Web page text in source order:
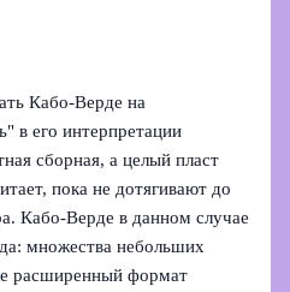
Кабо-Верде на
в его интерпретации
сборная, а целый пласт
пока не дотягивают до
Кабо-Верде в данном случае
множества небольших
расширенный формат